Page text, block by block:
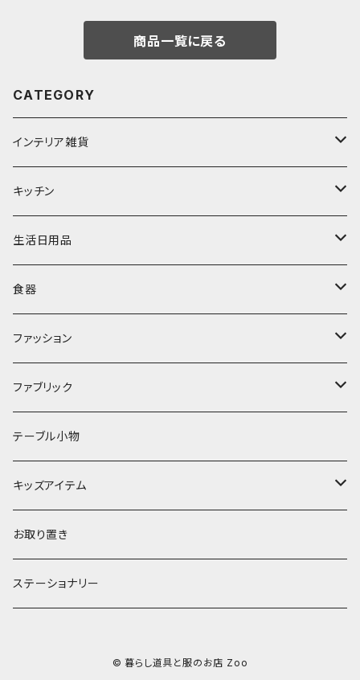
商品一覧に戻る
CATEGORY
インテリア雑貨
置物・オブジェ
ミラー
ぬいぐるみ
時計
フラワーベース
ランプ
キッチン
水筒・マグ
カトラリー
食器
その他
生活日用品
タオル・ハンカチ
キッチンクロス
その他
食器
コップ・マグカップ
プレート
ボウル
お茶碗
汁椀・丼ぶり
ファッション
バッグ
エプロン
財布・ポーチ
雨傘・日傘
靴・くつした
ファブリック
タオル
クッションカバー
スローケット
テーブル小物
キッズアイテム
靴
スタイ・エプロン
お取り置き
ステーショナリー
© 暮らし道具と服のお店 Zoo